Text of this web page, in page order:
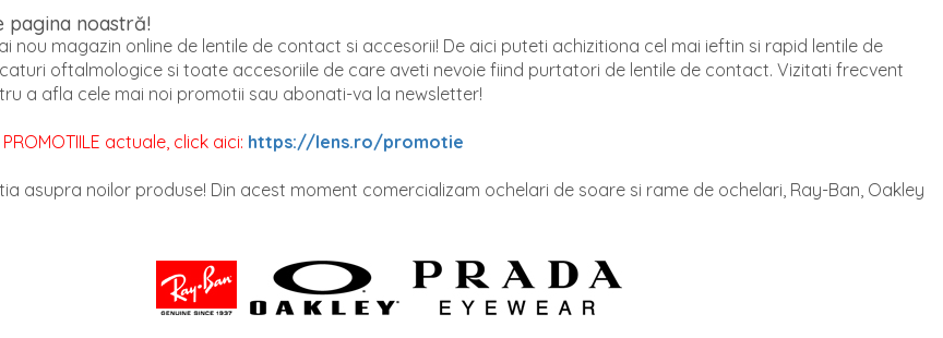
pagina noastră!
nou magazin online de lentile de contact si accesorii! De aici puteti achizitiona cel mai ieftin si rapid lentile de
oftalmologice si toate accesoriile de care aveti nevoie fiind purtatori de lentile de contact. Vizitati frecvent
a afla cele mai noi promotii sau abonati-va la newsletter!
actuale, click aici: https://lens.ro/promotie
asupra noilor produse! Din acest moment comercializam ochelari de soare si rame de ochelari, Ray-Ban, Oakley